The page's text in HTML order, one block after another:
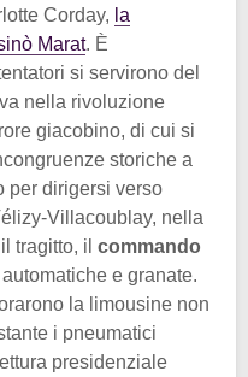
Corday, la
Marat. È
si servirono del
nella rivoluzione
giacobino, di cui si
storiche a
per dirigersi verso
Villacoublay, nella
tragitto, il commando
e granate.
la limousine non
i pneumatici
presidenziale